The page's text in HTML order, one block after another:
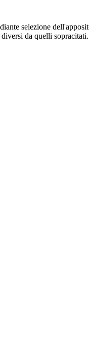
selezione
da quelli sopracitati.